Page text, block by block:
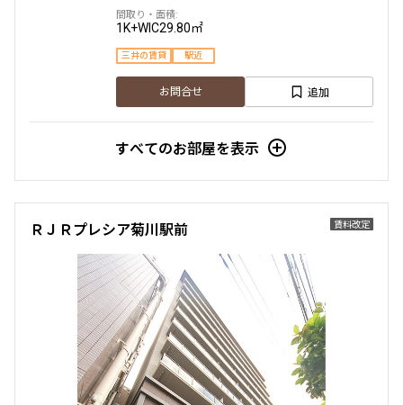
1K+WIC29.80㎡
三井の賃貸 駅近
お問合せ 追加
すべてのお部屋を表示
賃料改定
ＲＪＲプレシア菊川駅前